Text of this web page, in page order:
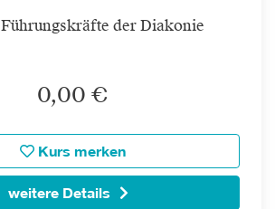
Führungskräfte der Diakonie
0,00 €
Kurs merken
weitere Details